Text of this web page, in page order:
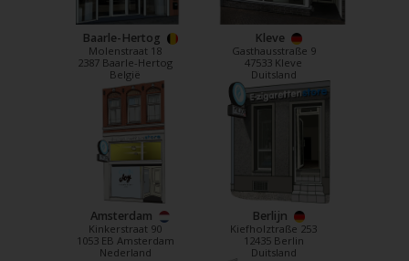
Baarle-Hertog
Molenstraat 18
2387 Baarle-Hertog
België
Kleve
Gasthausstraße 9
47533 Kleve
Duitsland
Amsterdam
Kinkerstraat 90
1053 EB Amsterdam
Nederland
Berlijn
Kiefholztraße 253
12435 Berlin
Duitsland